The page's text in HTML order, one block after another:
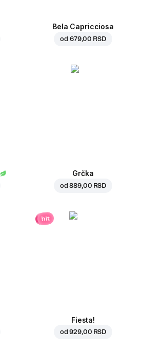
Bela Capricciosa
od 679,00 RSD
Grčka
od889,00 RSD
hit
Fiesta!
od929,00 RSD